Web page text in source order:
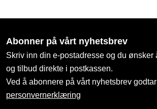
Abonner på vårt nyhetsbrev
Skriv inn din e-postadresse og du ønsker
og tilbud direkte i postkassen.
Ved å abonnere på vårt nyhetsbrev
personvernerklæring